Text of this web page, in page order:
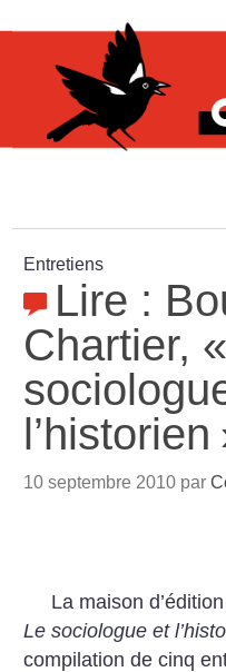
Entretiens
Lire :
Chartier, «
l’historien
10 septembre 2010 par
La maison
Le sociologue et
compilation de cinq